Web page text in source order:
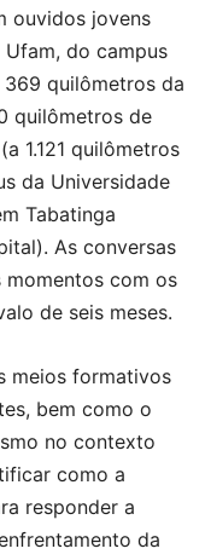
ouvidos jovens
do campus
quilômetros da
quilômetros de
1.121 quilômetros
da Universidade
Tabatinga
As conversas
momentos com os
de seis meses.
meios formativos
bem como o
no contexto
como a
responder a
da